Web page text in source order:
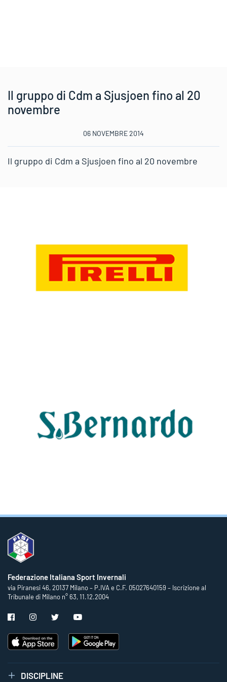
Il gruppo di Cdm a Sjusjoen fino al 20
novembre
06 NOVEMBRE 2014
Il gruppo di Cdm a Sjusjoen fino al 20 novembre
Federazione Italiana Sport Invernali
via Piranesi 46, 20137 Milano – P.IVA e C.F. 05027640159 – Iscrizione al
Tribunale di Milano n° 63, 11.12.2004
DISCIPLINE